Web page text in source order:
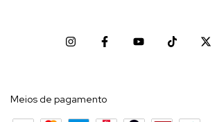
Meios de pagamento